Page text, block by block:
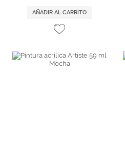
AÑADIR AL CARRITO